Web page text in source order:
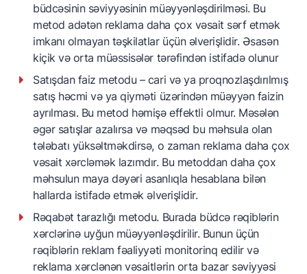
büdcəsinin səviyyəsinin müəyyənləşdirilməsi. Bu
metod adətən reklama daha çox vəsait sərf etmək
imkanı olmayan təşkilatlar üçün əlverişlidir. Əsasən
kiçik və orta müəssisələr tərəfindən istifadə olunur
Satışdan faiz metodu – cari və ya proqnozlaşdırılmış
satış həcmi və ya qiyməti üzərindən müəyyən faizin
ayrılması. Bu metod həmişə effektli olmur. Məsələn
əgər satışlar azalırsa və məqsəd bu məhsula olan
tələbatı yüksəltməkdirsə, o zaman reklama daha çox
vəsait xərcləmək lazımdır. Bu metoddan daha çox
məhsulun maya dəyəri asanlıqla hesablana bilən
hallarda istifadə etmək əlverişlidir.
Rəqabət tarazlığı metodu. Burada büdcə rəqiblərin
xərclərinə uyğun müəyyənləşdirilir. Bunun üçün
rəqiblərin reklam fəaliyyəti monitorinq edilir və
reklama xərclənən vəsaitlərin orta bazar səviyyəsi